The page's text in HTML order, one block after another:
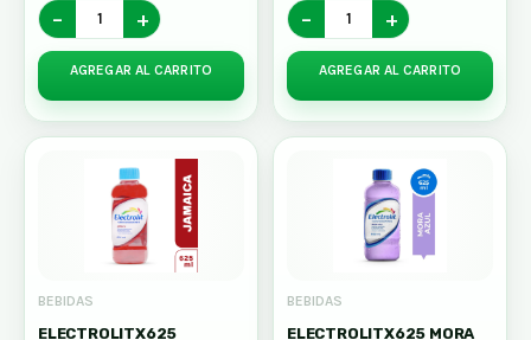
− +
AGREGAR AL CARRITO
− +
AGREGAR AL CARRITO
BEBIDAS
ELECTROLITX625
BEBIDAS
ELECTROLITX625 MORA